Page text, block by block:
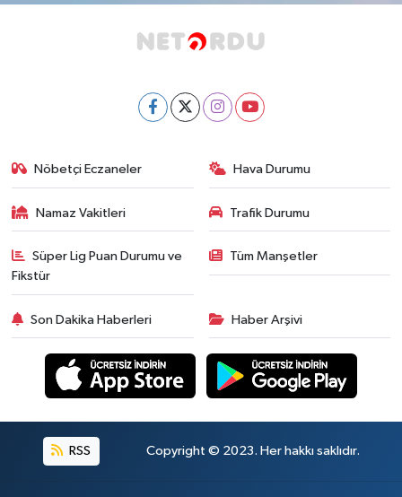
Nöbetçi Eczaneler Hava Durumu
Namaz Vakitleri Trafik Durumu
Süper Lig Puan Durumu ve
Fikstür
Tüm Manşetler
Son Dakika Haberleri Haber Arşivi
RSS Copyright © 2023. Her hakkı saklıdır.